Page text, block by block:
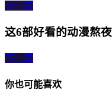
上一篇
这6部好看的动漫熬
下一篇
你也可能喜欢